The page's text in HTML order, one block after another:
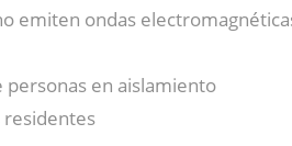
emiten ondas
personas en aislamiento
residentes